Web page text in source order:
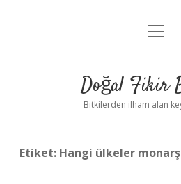
Anasayfa
Yasal
menüyü
Doğal Fikir
Bitkilerden ilham alan
Etiket: Hangi ülkeler